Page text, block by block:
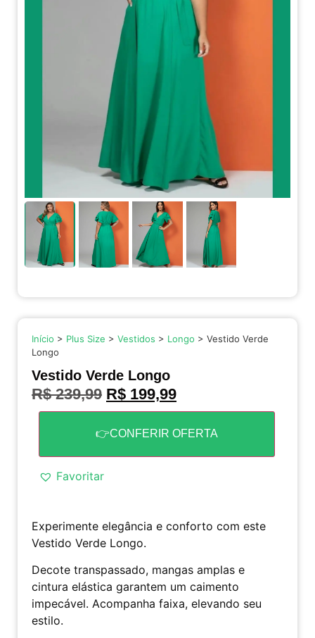
Início > Plus Size > Vestidos > Longo > Vestido Verde
Longo
Vestido Verde Longo
R$239,99 R$ 199,99
👉CONFERIR OFERTA
Favoritar
Experimente elegância e conforto com este
Vestido Verde Longo.
Decote transpassado, mangas amplas e
cintura elástica garantem um caimento
impecável. Acompanha faixa, elevando seu
estilo.